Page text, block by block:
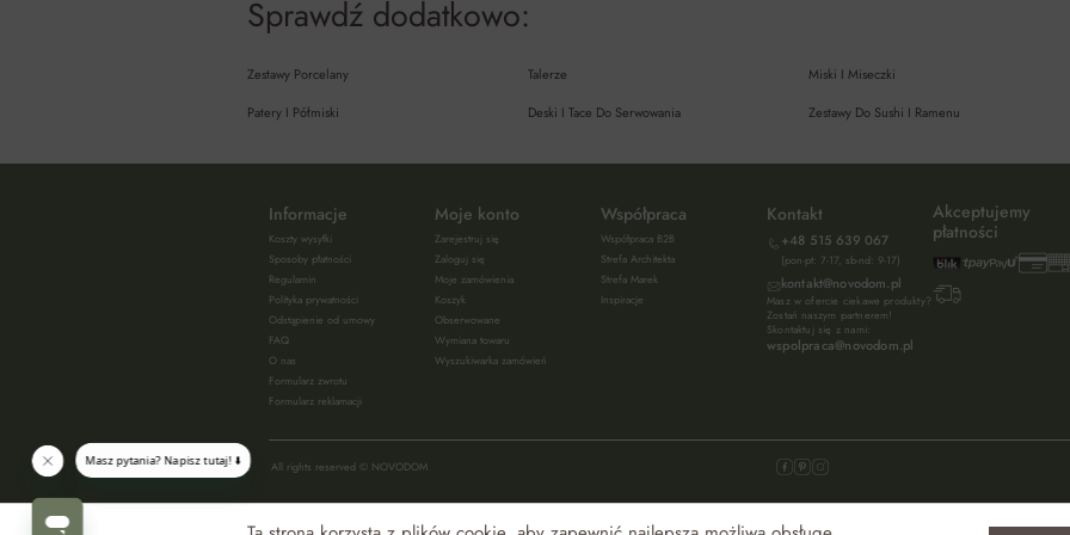
Sprawdź dodatkowo:
Zestawy Porcelany Talerze Miski I Miseczki
Patery I Półmiski
Deski I Tace Do Serwowania Zestawy Do Sushi I Ramenu
Informacje
Koszty wysyłki
Sposoby płatności
Regulamin
Polityka prywatności
Odstąpienie od umowy
FAQ
O nas
Formularz zwrotu
Formularz reklamacji
Moje konto
Zarejestruj się
Zaloguj się
Moje zamówienia
Koszyk
Obserwowane
Wymiana towaru
Wyszukiwarka zamówień
Współpraca
Współpraca B2B
Strefa Architekta
Strefa Marek
Inspiracje
Kontakt
+48 515 639 067
(pon-pt: 7-17, sb-nd: 9-17)
kontakt@novodom.pl
Masz w ofercie ciekawe produkty?
Zostań naszym partnerem!
Skontaktuj się z nami:
wspolpraca@novodom.pl
Akceptujemy
płatności
All rights reserved © NOVODOM